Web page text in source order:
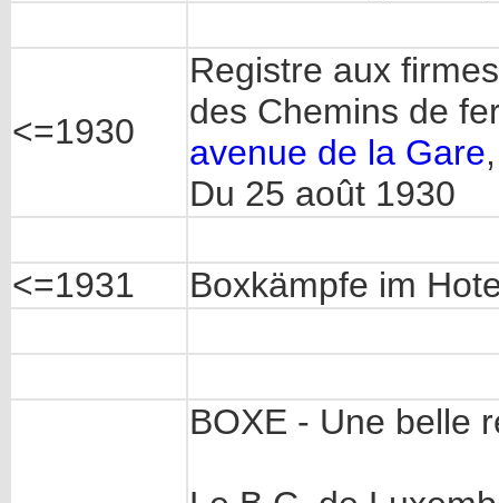
<=1930
Registre aux
des Chemins de
avenue de la Gare
Du 25 août 1930
<=1931 Boxkämpfe im
BOXE - Une belle